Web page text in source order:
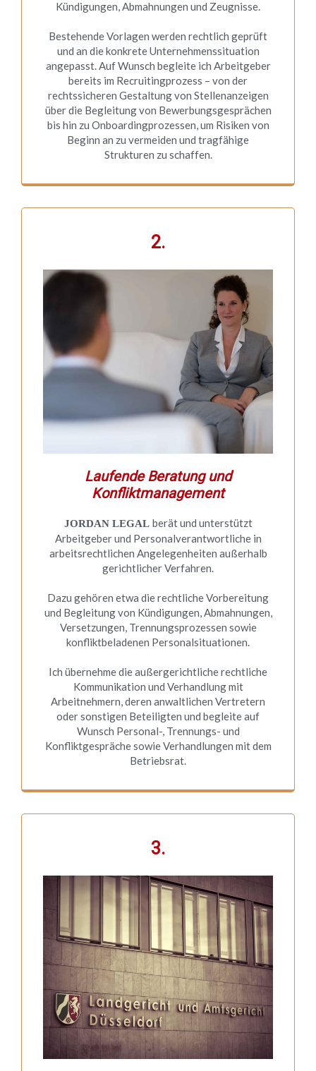
Kündigungen, Abmahnungen und Zeugnisse.
Bestehende Vorlagen werden rechtlich geprüft
und an die konkrete Unternehmenssituation
angepasst. Auf Wunsch begleite ich Arbeitgeber
bereits im Recruitingprozess – von der
rechtssicheren Gestaltung von Stellenanzeigen
über die Begleitung von Bewerbungsgesprächen
bis hin zu Onboardingprozessen, um Risiken von
Beginn an zu vermeiden und tragfähige
Strukturen zu schaffen.
2.
Laufende Beratung und
Konfliktmanagement
JORDAN LEGAL berät und unterstützt
Arbeitgeber und Personalverantwortliche in
arbeitsrechtlichen Angelegenheiten außerhalb
gerichtlicher Verfahren.
Dazu gehören etwa die rechtliche Vorbereitung
und Begleitung von Kündigungen, Abmahnungen,
Versetzungen, Trennungsprozessen sowie
konfliktbeladenen Personalsituationen.
Ich übernehme die außergerichtliche rechtliche
Kommunikation und Verhandlung mit
Arbeitnehmern, deren anwaltlichen Vertretern
oder sonstigen Beteiligten und begleite auf
Wunsch Personal-, Trennungs- und
Konfliktgespräche sowie Verhandlungen mit dem
Betriebsrat.
3.